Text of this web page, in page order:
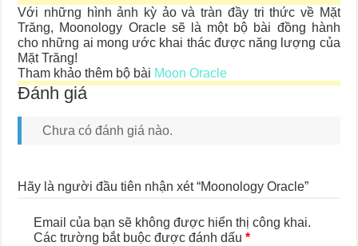
Với những hình ảnh kỳ ảo và tràn đầy tri thức về Mặt
Trăng, Moonology Oracle sẽ là một bộ bài đồng hành
cho những ai mong ước khai thác được năng lượng của
Mặt Trăng!
Tham khảo thêm bộ bài Moon Oracle
Đánh giá
Chưa có đánh giá nào.
Hãy là người đầu tiên nhận xét “Moonology Oracle”
Email của bạn sẽ không được hiển thị công khai.
Các trường bắt buộc được đánh dấu*